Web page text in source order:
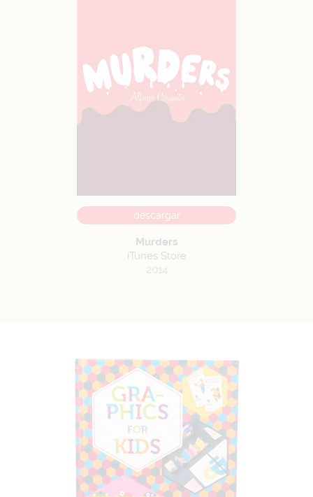
descargar
Murders
iTunes Store